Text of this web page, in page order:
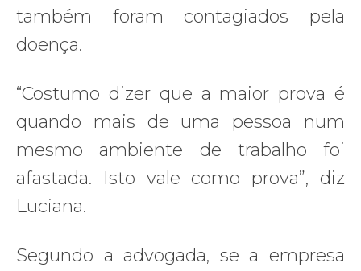
também foram contagiados pela
doença.
“Costumo dizer que a maior prova é
quando mais de uma pessoa num
mesmo ambiente de trabalho foi
afastada. Isto vale como prova”, diz
Luciana.
Segundo a advogada, se a empresa